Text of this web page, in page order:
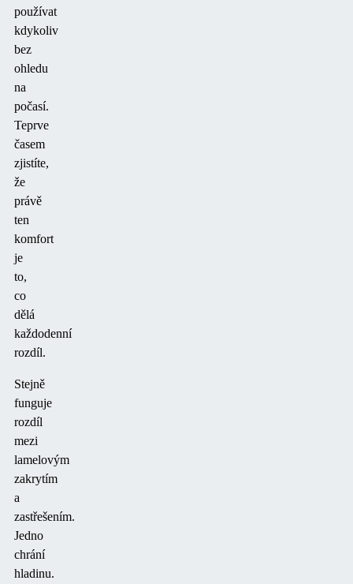
používat
kdykoliv
bez
ohledu
na
počasí.
Teprve
časem
zjistíte,
že
právě
ten
komfort
je
to,
co
dělá
každodenní
rozdíl.
Stejně
funguje
rozdíl
mezi
lamelovým
zakrytím
a
zastřešením.
Jedno
chrání
hladinu.